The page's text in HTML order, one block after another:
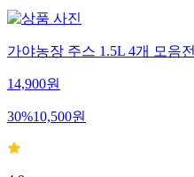
가야농장 주스 1.5L 4개 모음
14,900원
30%10,500원